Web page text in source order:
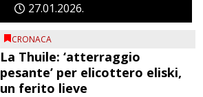
2701 2026
CRONACA
La Thuile: ‘atterraggio
pesante’ per elicottero eliski,
un ferito lieve